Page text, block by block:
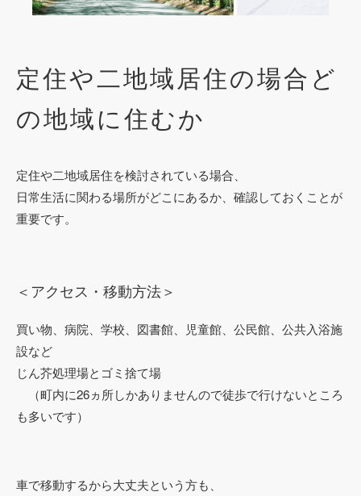
定住や二地域居住の場合ど
の地域に住むか
定住や二地域居住を検討されている場合、
日常生活に関わる場所がどこにあるか、確認しておくことが
重要です。
＜アクセス・移動方法＞
買い物、病院、学校、図書館、児童館、公民館、公共入浴施
設など
じん芥処理場とゴミ捨て場
（町内に26ヵ所しかありませんので徒歩で行けないところ
も多いです）
車で移動するから大丈夫という方も、